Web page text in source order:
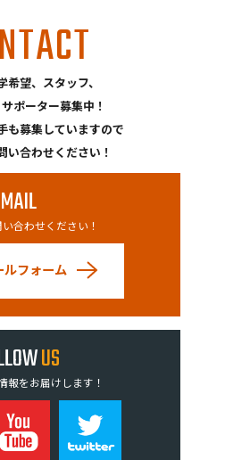
希望、スタッフ、
ポーター募集中！
も募集していますので
い合わせください！
MAIL
合わせください！
ルフォーム
US
報をお届けします！